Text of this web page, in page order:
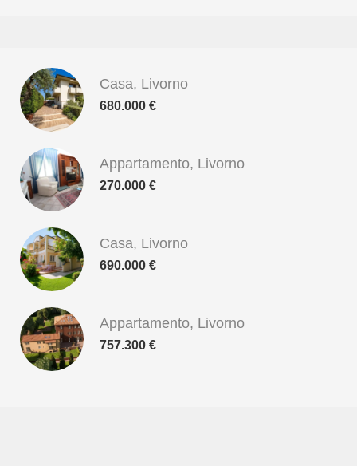
Casa, Livorno
680.000 €
Appartamento, Livorno
270.000 €
Casa, Livorno
690.000 €
Appartamento, Livorno
757.300 €